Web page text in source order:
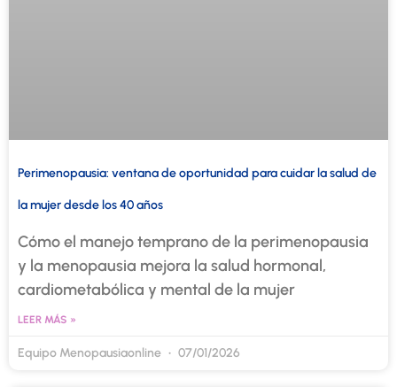
Perimenopausia: ventana de oportunidad para cuidar la salud de
la mujer desde los 40 años
Cómo el manejo temprano de la perimenopausia
y la menopausia mejora la salud hormonal,
cardiometabólica y mental de la mujer
LEER MÁS »
Equipo Menopausiaonline 07/01/2026